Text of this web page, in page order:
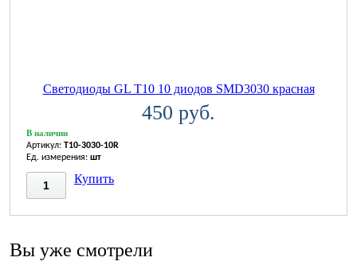
Светодиоды GL T10 10 диодов SMD3030 красная
450 руб.
В наличии
Артикул: T10-3030-10R
Ед. измерения: шт
Купить
Вы уже смотрели